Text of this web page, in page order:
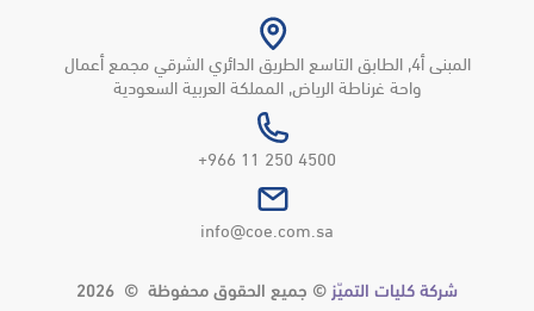
المبنى أ4, الطابق التاسع الطريق الدائري الشرقي مجمع أعمال
واحة غرناطة الرياض, المملكة العربية السعودية
4500 250 11 966+
info@coe.com.sa
شركة كليات التميّز © جميع الحقوق محفوظة © 2026